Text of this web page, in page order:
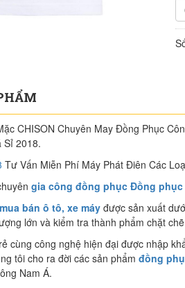
CHISON Chuyên May Đồng Phục
Sỉ 2018.
Tư Vấn Miễn Phí Máy Phát Điên Các
gia công đồng phục Đồng
bán ô tô, xe máyđược sản xuất
lớn và kiểm tra thành phẩm chặt
cùng công nghệ hiện đại được nhập
tôi cho ra đời các sản phẩm đồng
Nam Á.